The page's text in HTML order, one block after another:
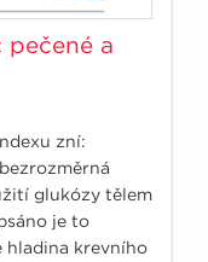
pečené a
zní:
glukózy tělem
je to
hladina krevního